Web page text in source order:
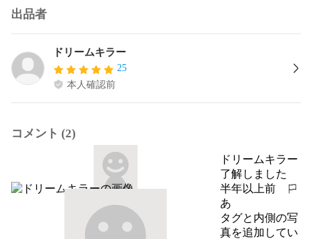
出品者
ドリームキラー
25
本人確認前
コメント (2)
ドリームキラー
了解しました
半年以上前
報告する
あ
タグと内側の写
真を追加してい